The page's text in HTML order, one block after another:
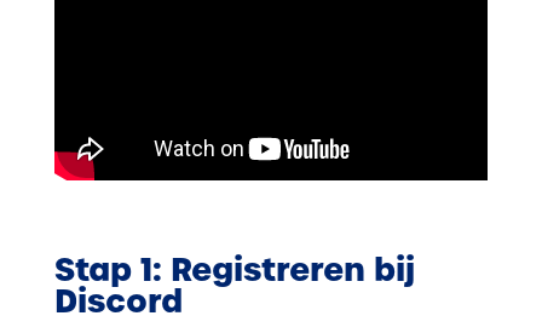
Stap 1: Registreren bij
Discord